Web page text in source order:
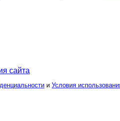
сайта
и Условия